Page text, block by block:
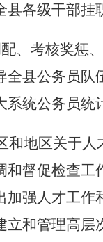
各级干部挂
、考核奖惩
全县公务员
统公务员统
和地区关于
督促检查
强人才工
立和管理高